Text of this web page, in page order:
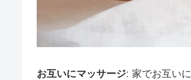
お互いにマッサージ: 家でお互い